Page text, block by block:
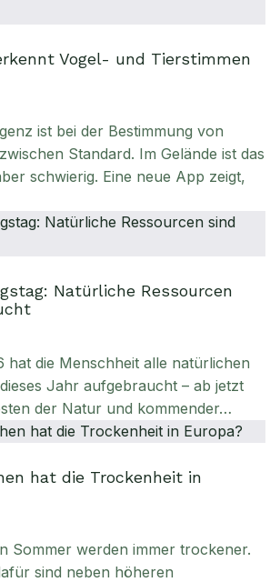
Vogel- und Tierstimmen
ist bei der Bestimmung von
Standard. Im Gelände ist das
schwierig. Eine neue App zeigt,
Natürliche Ressourcen
hat die Menschheit alle natürlichen
Jahr aufgebraucht – ab jetzt
der Natur und kommender…
hat die Trockenheit in
Sommer werden immer trockener.
sind neben höheren